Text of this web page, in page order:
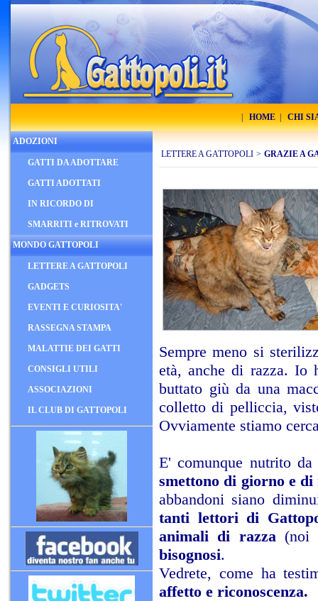
HOME CHI
ADOZIONI
GATTI DA ADOTTARE
GATTI ADOTTATI
IN RICORDO DI
SMARRITI e RITROVATI
MONDO GATTOPOLI
LETTERE A GATTOPOLI
GADGETS
EVENTI E CURIOSITA'
RASSEGNA STAMPA
MALATTIE DEI GATTI
CONSIGLI UTILI
ASSOCIAZIONI
IL CLUB DI GATTOPOLI
LETTERE A GATTOPOLI > GRAZIE A
Sempre meno si
età, anche di razza. Io
buttato giù da una
colletto di pelliccia,
Ovviamente stiamo
E' comunque nutrito
smettono di giorno e
abbandoni siano
tanti lettori di
animali di razza (noi
bisognosi.
Vedrete, come ha
affetto e riconoscenza.